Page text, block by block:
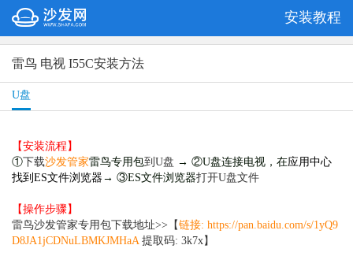
安装教程
雷鸟 电视 I55C安装方法
U盘
【安装流程】
①下载沙发管家雷鸟专用包到U盘 → ②U盘连接电视，在应用中心
找到ES文件浏览器 → ③ES文件浏览器打开U盘文件
【操作步骤】
雷鸟沙发管家专用包下载地址>>【链接: https://pan.baidu.com/s/1yQ9
D8JA1jCDNuLBMKJMHaA提取码: 3k7x】